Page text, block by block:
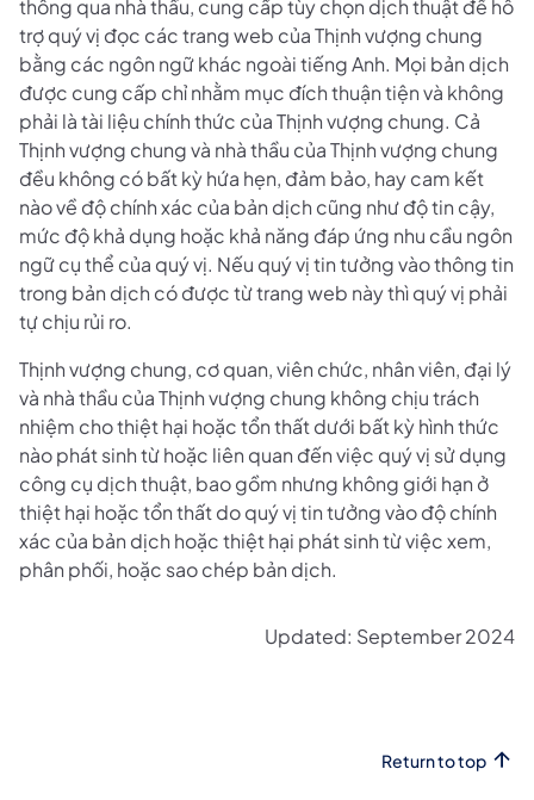
thông qua nhà thầu, cung cấp tùy chọn dịch thuật để hỗ
trợ quý vị đọc các trang web của Thịnh vượng chung
bằng các ngôn ngữ khác ngoài tiếng Anh. Mọi bản dịch
được cung cấp chỉ nhằm mục đích thuận tiện và không
phải là tài liệu chính thức của Thịnh vượng chung. Cả
Thịnh vượng chung và nhà thầu của Thịnh vượng chung
đều không có bất kỳ hứa hẹn, đảm bảo, hay cam kết
nào về độ chính xác của bản dịch cũng như độ tin cậy,
mức độ khả dụng hoặc khả năng đáp ứng nhu cầu ngôn
ngữ cụ thể của quý vị. Nếu quý vị tin tưởng vào thông tin
trong bản dịch có được từ trang web này thì quý vị phải
tự chịu rủi ro.
Thịnh vượng chung, cơ quan, viên chức, nhân viên, đại lý
và nhà thầu của Thịnh vượng chung không chịu trách
nhiệm cho thiệt hại hoặc tổn thất dưới bất kỳ hình thức
nào phát sinh từ hoặc liên quan đến việc quý vị sử dụng
công cụ dịch thuật, bao gồm nhưng không giới hạn ở
thiệt hại hoặc tổn thất do quý vị tin tưởng vào độ chính
xác của bản dịch hoặc thiệt hại phát sinh từ việc xem,
phân phối, hoặc sao chép bản dịch.
Updated: September 2024
Return to top